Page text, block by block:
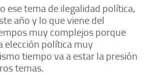
ese tema de ilegalidad política,
año y lo que viene del
muy complejos porque
elección política muy
tiempo va a estar la presión
temas.